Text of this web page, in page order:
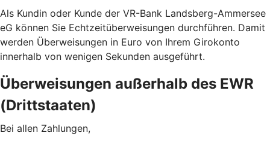
Als Kundin oder Kunde der VR-Bank Landsberg-Ammersee
eG können Sie Echtzeitüberweisungen durchführen. Damit
werden Überweisungen in Euro von Ihrem Girokonto
innerhalb von wenigen Sekunden ausgeführt.
Überweisungen außerhalb des EWR
(Drittstaaten)
Bei allen Zahlungen,